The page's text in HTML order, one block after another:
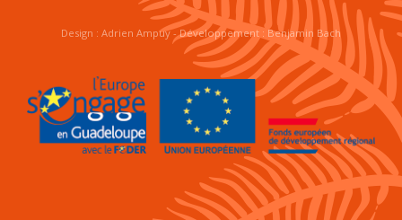
Design : Adrien Ampuy- Développement : Benjamin Bach